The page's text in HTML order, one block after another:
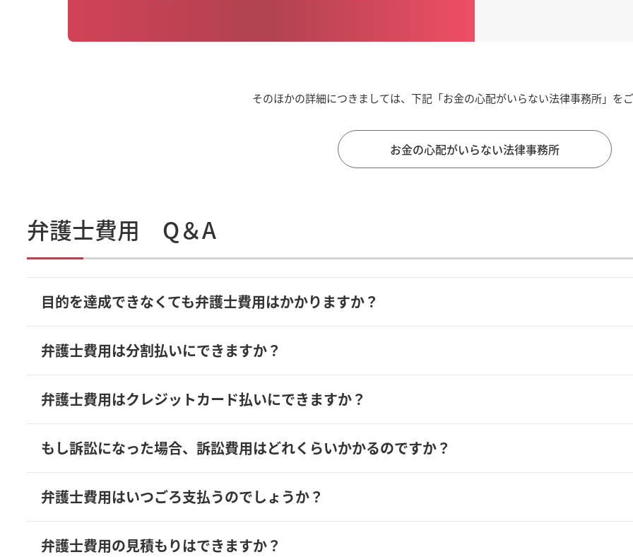
そのほかの詳細につきましては、下記「お金の心配がいらない法律事務所」をご
お金の心配がいらない法律事務所
弁護士費用 Q＆A
目的を達成できなくても弁護士費用はかかりますか？
弁護士費用は分割払いにできますか？
弁護士費用はクレジットカード払いにできますか？
もし訴訟になった場合、訴訟費用はどれくらいかかるのですか？
弁護士費用はいつごろ支払うのでしょうか？
弁護士費用の見積もりはできますか？